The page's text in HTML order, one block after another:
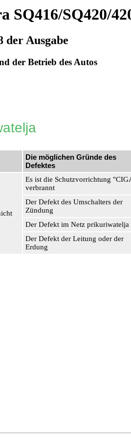
SQ416/SQ420/
der Ausgabe
der Betrieb des Autos
Die möglichen Gründe des
Defektes
Es ist die Schutzvorrichtung
verbrannt
Der Defekt des Umschalters der
Zündung
Der Defekt im Netz prikuriwatelja
Der Defekt der Leitung oder der
Erdung